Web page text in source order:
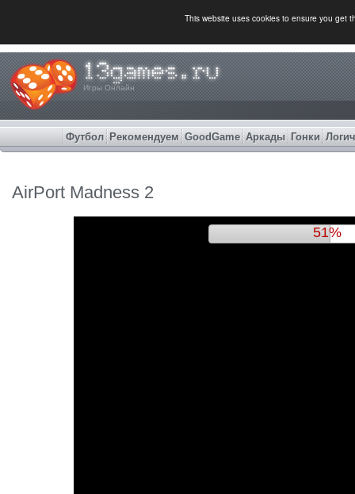
This website uses cookies to ensure you get
Игры Онлайн
Футбол Рекомендуем GoodGame Аркады Гонки
AirPort Madness 2
54%